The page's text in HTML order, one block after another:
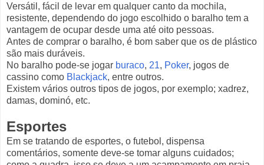
Versátil, fácil de levar em qualquer canto da mochila,
resistente, dependendo do jogo escolhido o baralho tem a
vantagem de ocupar desde uma até oito pessoas.
Antes de comprar o baralho, é bom saber que os de plástico
são mais duráveis.
No baralho pode-se jogar buraco, 21, Poker, jogos de
cassino como Blackjack, entre outros.
Existem vários outros tipos de jogos, por exemplo; xadrez,
damas, dominó, etc.
Esportes
Em se tratando de esportes, o futebol, dispensa
comentários, somente deve-se tomar alguns cuidados;